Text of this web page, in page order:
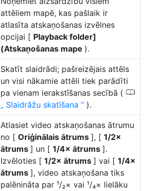
attēliem mapē, kas pašlaik ir
atlasīta atskaņošanas izvēlnes
opcijai [ Playback folder]
(Atskaņošanas mape ).
Skatīt slaidrādi; pašreizējais attēls
un visi nākamie attēli tiek parādīti
pa vienam ierakstīšanas secībā ( 0
Slaidrāžu skatīšana ).
Atlasiet video atskaņošanas ātrumu
no [ Oriģinālais ātrums ], [ 1/2×
ātrums ] un [ 1/4× ātrums ].
Izvēloties [ 1/2× ātrums ] vai [ 1/4×
ātrums ], video atskaņošana tiks
palēnināta par ¹/₂× vai ¹/₄× lielāku